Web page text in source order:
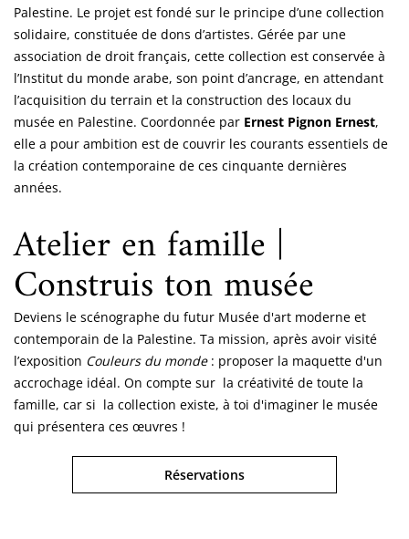
Palestine. Le projet est fondé sur le principe d’une collection
solidaire, constituée de dons d’artistes. Gérée par une
association de droit français, cette collection est conservée à
l’Institut du monde arabe, son point d’ancrage, en attendant
l’acquisition du terrain et la construction des locaux du
musée en Palestine. Coordonnée par Ernest Pignon Ernest,
elle a pour ambition est de couvrir les courants essentiels de
la création contemporaine de ces cinquante dernières
années.
Atelier en famille |
Construis ton musée
Deviens le scénographe du futur Musée d'art moderne et
contemporain de la Palestine. Ta mission, après avoir visité
l’exposition Couleurs du monde: proposer la maquette d'un
accrochage idéal. On compte sur la créativité de toute la
famille, car si la collection existe, à toi d'imaginer le musée
qui présentera ces œuvres !
Réservations